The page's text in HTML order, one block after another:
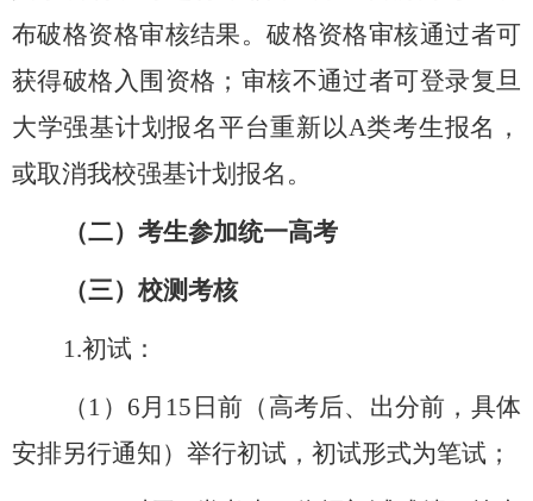
布破格资格审核结果。破格资格审核通过者可
获得破格入围资格；审核不通过者可登录复旦
大学强基计划报名平台重新以A类考生报名，
或取消我校强基计划报名。
（二）考生参加统一高考
（三）校测考核
1.初试：
（ 1 ） 6月 15 日前（高考后、出分前，具体
安排另行通知）举行初试，初试形式为笔试；